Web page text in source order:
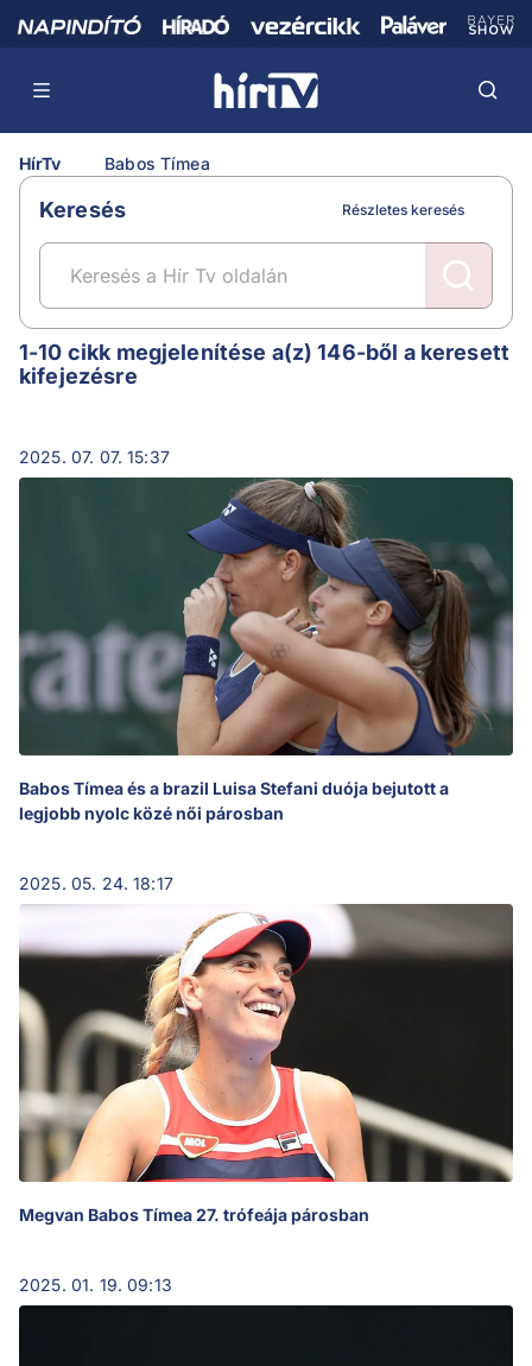
HírTv Babos Tímea
Keresés Részletes keresés
Babos Tímea
1-10 cikk megjelenítése a(z) 146-ből a keresett
kifejezésre
2025. 07. 07. 15:37
Babos Tímea és a brazil Luisa Stefani duója bejutott a
legjobb nyolc közé női párosban
2025. 05. 24. 18:17
Megvan Babos Tímea 27. trófeája párosban
2025. 01. 19. 09:13